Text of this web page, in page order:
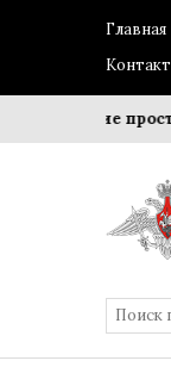
Главная